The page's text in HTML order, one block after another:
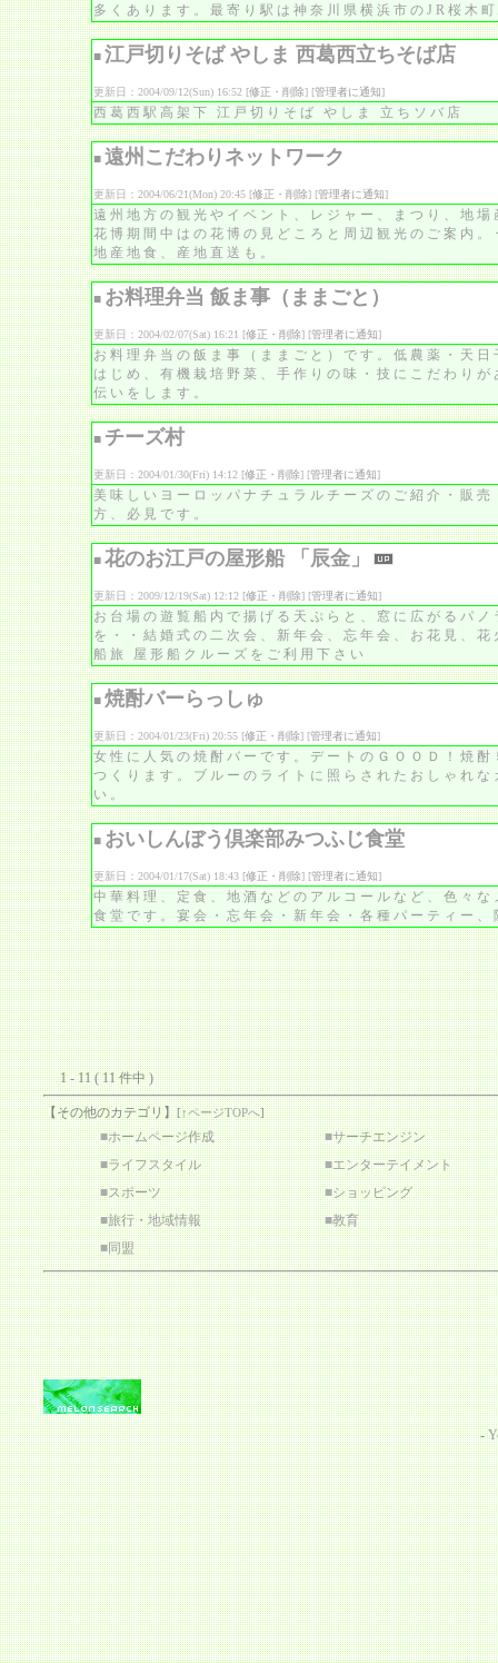
多くあります。最寄り駅は神奈川県横浜市のJR桜木
■ 江戸切りそば やしま 西葛西立ちそば店
更新日：2004/09/12(Sun) 16:52 [修正・削除] [管理者に通知]
西葛西駅高架下 江戸切りそば やしま 立ちソバ店
■ 遠州こだわりネットワーク
更新日：2004/06/21(Mon) 20:45 [修正・削除] [管理者に通知]
遠州地方の観光やイベント、レジャー、まつり、地
花博期間中はの花博の見どころと周辺観光のご案内
地産地食、産地直送も。
■ お料理弁当 飯ま事（ままごと）
更新日：2004/02/07(Sat) 16:21 [修正・削除] [管理者に通知]
お料理弁当の飯ま事（ままごと）です。低農薬・天
はじめ、有機栽培野菜、手作りの味・技にこだわり
伝いをします。
■ チーズ村
更新日：2004/01/30(Fri) 14:12 [修正・削除] [管理者に通知]
美味しいヨーロッパナチュラルチーズのご紹介・販
方、必見です。
■ 花のお江戸の屋形船 「辰金」
更新日：2009/12/19(Sat) 12:12 [修正・削除] [管理者に通知]
お台場の遊覧船内で揚げる天ぷらと、窓に広がるパ
を・・結婚式の二次会、新年会、忘年会、お花見、
船旅 屋形船クルーズをご利用下さい
■ 焼酎バーらっしゅ
更新日：2004/01/23(Fri) 20:55 [修正・削除] [管理者に通知]
女性に人気の焼酎バーです。デートのＧＯＯＤ！焼
つくります。ブルーのライトに照らされたおしゃれ
い。
■ おいしんぼう倶楽部みつふじ食堂
更新日：2004/01/17(Sat) 18:43 [修正・削除] [管理者に通知]
中華料理、定食、地酒などのアルコールなど、色々
食堂です。宴会・忘年会・新年会・各種パーティー
1 - 11 ( 11 件中 )
【その他のカテゴリ】[↑ページTOPへ]
■ホームページ作成 ■サーチエンジン
■ライフスタイル ■エンターテイメント
■スポーツ ■ショッピング
■旅行・地域情報 ■教育
■同盟
-